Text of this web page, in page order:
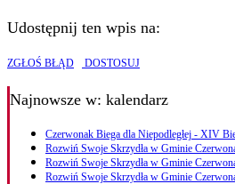
Udostępnij ten wpis na:
ZGŁOŚ BŁĄD DOSTOSUJ
Najnowsze w: kalendarz
Czerwonak Biega dla Niepodległej - XIV
Rozwiń Swoje Skrzydła w Gminie
Rozwiń Swoje Skrzydła w Gminie
Rozwiń Swoje Skrzydła w Gminie